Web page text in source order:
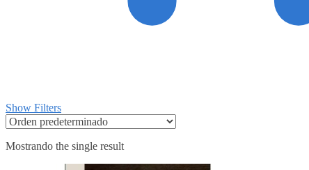
Show Filters
Mostrando the single result